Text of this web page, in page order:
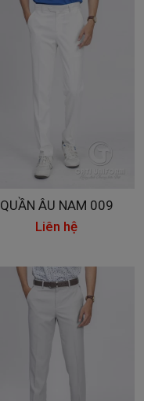
QUẦN ÂU NAM 009
Liên hệ